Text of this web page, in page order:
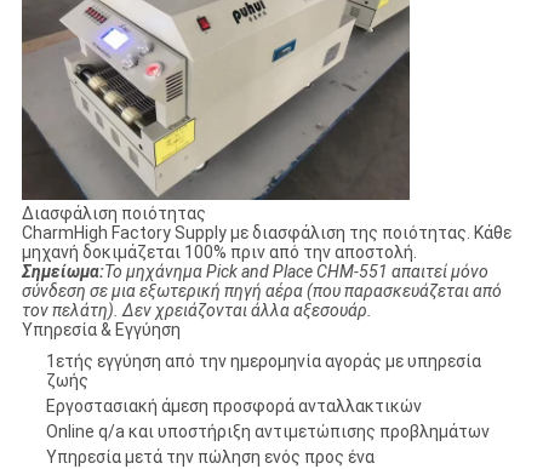
Διασφάλιση ποιότητας
CharmHigh Factory Supply με διασφάλιση της ποιότητας. Κάθε
μηχανή δοκιμάζεται 100% πριν από την αποστολή.
Σημείωμα:Το μηχάνημα Pick and Place CHM-551 απαιτεί μόνο
σύνδεση σε μια εξωτερική πηγή αέρα (που παρασκευάζεται από
τον πελάτη). Δεν χρειάζονται άλλα αξεσουάρ.
Υπηρεσία & Εγγύηση
1ετής εγγύηση από την ημερομηνία αγοράς με υπηρεσία
ζωής
Εργοστασιακή άμεση προσφορά ανταλλακτικών
Online q/a και υποστήριξη αντιμετώπισης προβλημάτων
Υπηρεσία μετά την πώληση ενός προς ένα